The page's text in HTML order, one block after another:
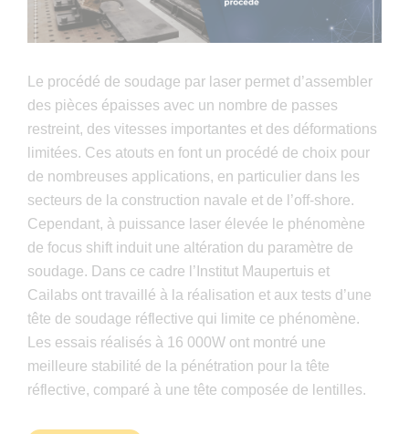
Le procédé de soudage par laser permet d’assembler
des pièces épaisses avec un nombre de passes
restreint, des vitesses importantes et des déformations
limitées. Ces atouts en font un procédé de choix pour
de nombreuses applications, en particulier dans les
secteurs de la construction navale et de l’off-shore.
Cependant, à puissance laser élevée le phénomène
de focus shift induit une altération du paramètre de
soudage. Dans ce cadre l’Institut Maupertuis et
Cailabs ont travaillé à la réalisation et aux tests d’une
tête de soudage réflective qui limite ce phénomène.
Les essais réalisés à 16 000W ont montré une
meilleure stabilité de la pénétration pour la tête
réflective, comparé à une tête composée de lentilles.